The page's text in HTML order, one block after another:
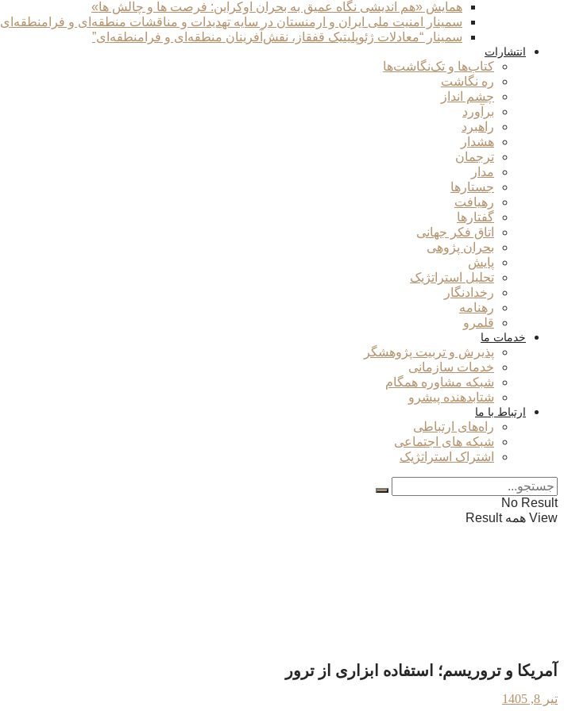
همایش «هم اندیشی نگاه عمیق به بحران اوکراین: فرصت ها و چالش ها»
سمینار امنیت ملی ایران و ارمنستان در سایه تهدیدات و مناقشات منطقه‌ای و فرامنطقه‌ای
سمینار “معادلات ژئوپلیتیک قفقاز، نقش‌آفرینان منطقه‌ای و فرامنطقه‌ای”
انتشارات
کتاب‌ها و تک‌نگاشت‌ها
ره نگاشت
چشم انداز
برآورد
راهبرد
هشدار
ترجمان
مدار
جستارها
رهیافت
گفتارها
اتاق فکر جهانی
بحران پژوهی
پایش
تحلیل استراتژیک
رخدادنگار
رهنامه
قلمرو
خدمات ما
پذیرش و تربیت پژوهشگر
خدمات سازمانی
شبکه مشاوره همگام
شتابدهنده پیشرو
ارتباط با ما
راه‌های ارتباطی
شبکه های اجتماعی
اشتراک استراتژیک
No Result
View همه Result
آمریکا و تروریسم؛ استفاده ابزاری از ترور
تیر 8, 1405